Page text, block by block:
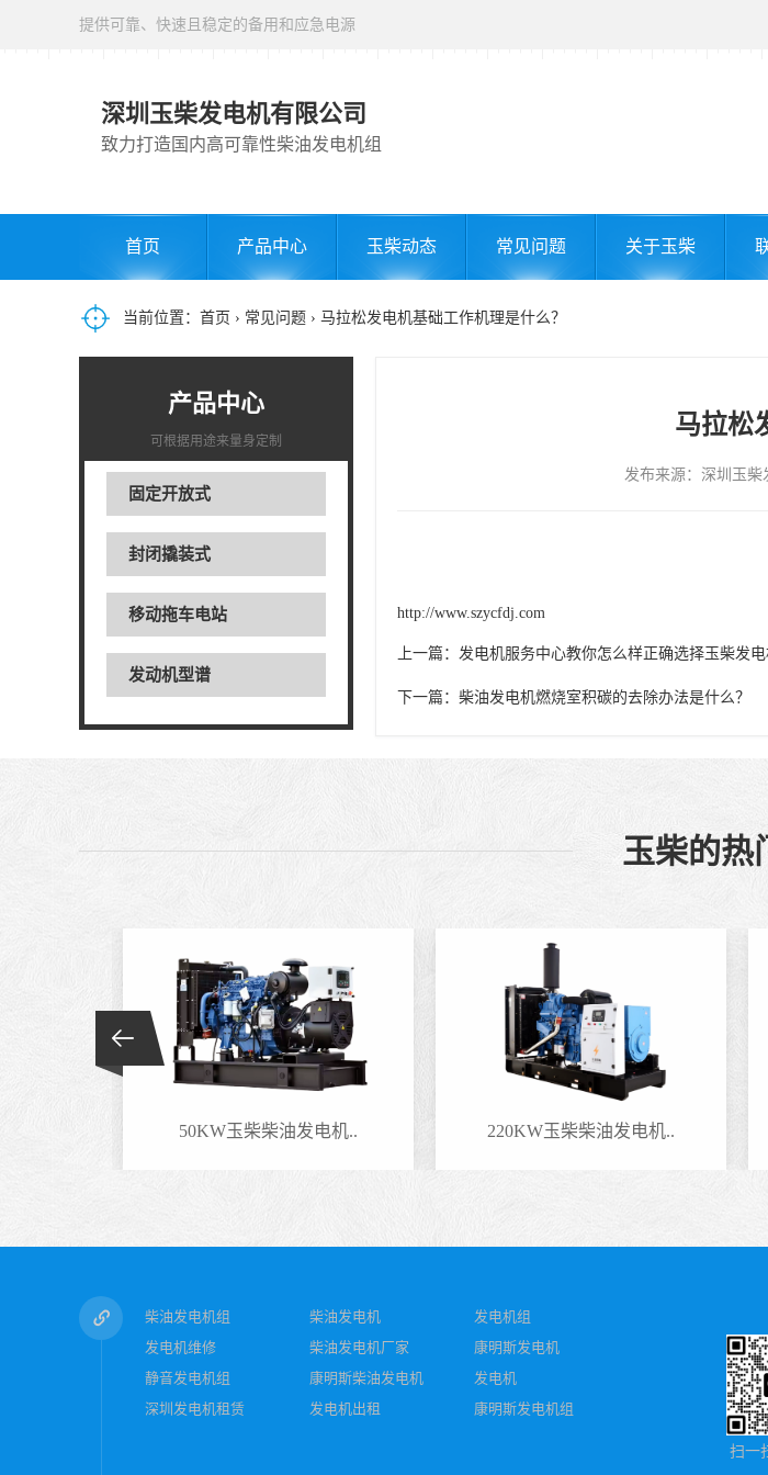
提供可靠、快速且稳定的备用和应急电源
深圳玉柴发电机有限公司
致力打造国内高可靠性柴油发电机组
首页 产品中心 玉柴动态 常见问题 关于玉柴
当前位置： 首页 › 常见问题 › 马拉松发电机基础工作机理是什么？
产品中心
可根据用途来量身定制
固定开放式
封闭撬装式
移动拖车电站
发动机型谱
马拉松
发布来源：深圳玉
http://www.szycfdj.com
上一篇： 发电机服务中心教你怎么样正确选择玉柴发
下一篇： 柴油发电机燃烧室积碳的去除办法是什么？
玉柴的热
220KW玉柴柴油发电机.. 150KW玉柴柴油发电机..
柴油发电机组 柴油发电机
发电机组
发电机维修
柴油发电机厂家
康明斯发电机
静音发电机组
康明斯柴油发电机
发电机
深圳发电机租赁
发电机出租 康明斯发电机组
扫一